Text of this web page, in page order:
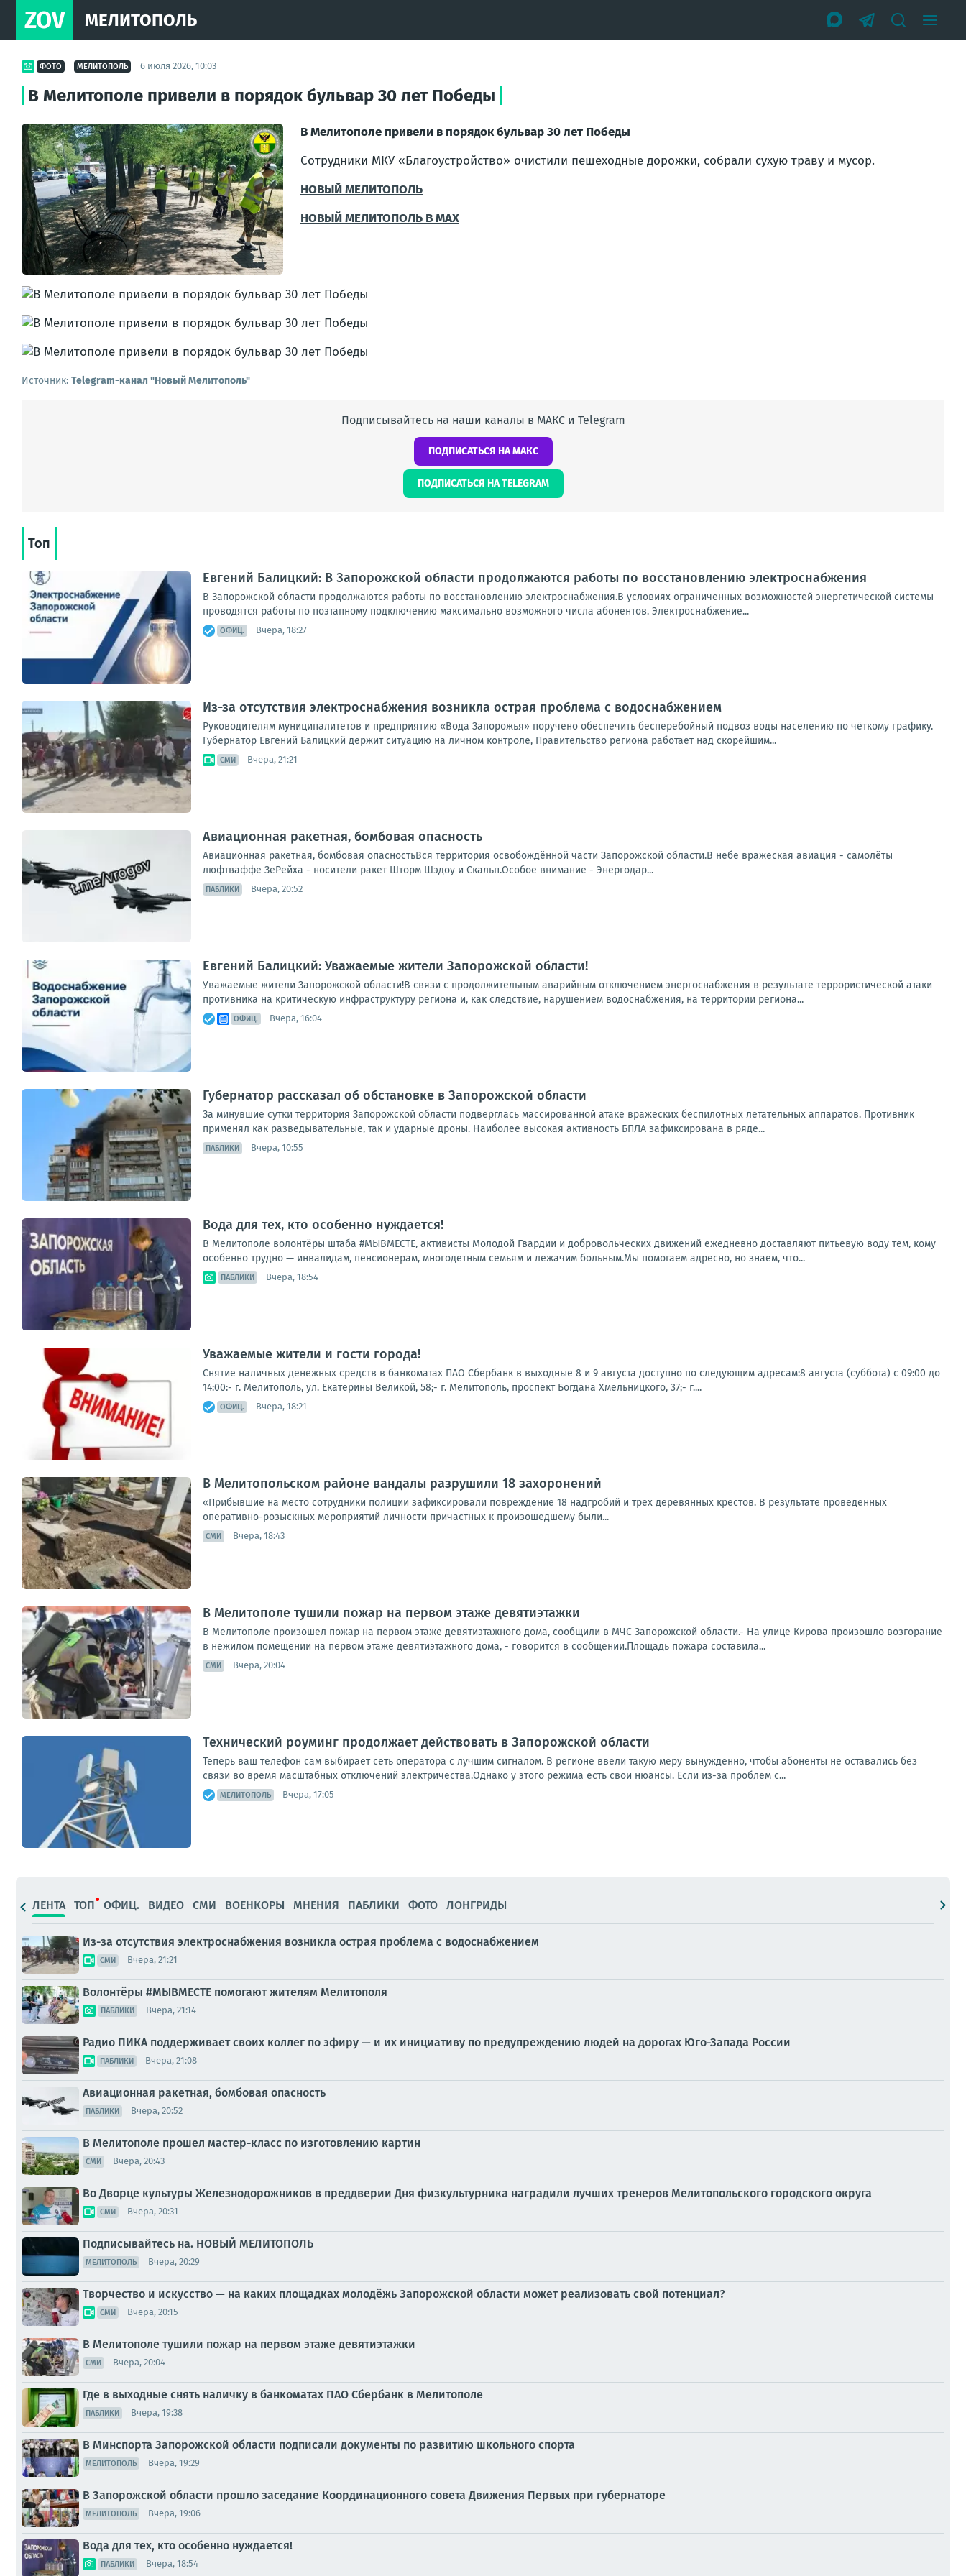
ZOV МЕЛИТОПОЛЬ
ФОТО МЕЛИТОПОЛЬ 6 июля 2026, 10:03
В Мелитополе привели в порядок бульвар 30 лет Победы
В Мелитополе привели в порядок бульвар 30 лет Победы
Сотрудники МКУ «Благоустройство» очистили пешеходные дорожки, собрали сухую траву и мусор.
НОВЫЙ МЕЛИТОПОЛЬ
НОВЫЙ МЕЛИТОПОЛЬ В MAX
Источник: Telegram-канал "Новый Мелитополь"
Подписывайтесь на наши каналы в МАКС и Telegram
ПОДПИСАТЬСЯ НА МАКС
ПОДПИСАТЬСЯ НА TELEGRAM
Топ
Евгений Балицкий: В Запорожской области продолжаются работы по восстановлению электроснабжения
В Запорожской области продолжаются работы по восстановлению электроснабжения.В условиях ограниченных возможностей энергетической системы
проводятся работы по поэтапному подключению максимально возможного числа абонентов. Электроснабжение...
ОФИЦ. Вчера, 18:27
Из-за отсутствия электроснабжения возникла острая проблема с водоснабжением
Руководителям муниципалитетов и предприятию «Вода Запорожья» поручено обеспечить бесперебойный подвоз воды населению по чёткому графику.
Губернатор Евгений Балицкий держит ситуацию на личном контроле, Правительство региона работает над скорейшим...
СМИ Вчера, 21:21
Авиационная ракетная, бомбовая опасность
Авиационная ракетная, бомбовая опасностьВся территория освобождённой части Запорожской области.В небе вражеская авиация - самолёты
люфтваффе ЗеРейха - носители ракет Шторм Шэдоу и Скальп.Особое внимание - Энергодар...
ПАБЛИКИ Вчера, 20:52
Евгений Балицкий: Уважаемые жители Запорожской области!
Уважаемые жители Запорожской области!В связи с продолжительным аварийным отключением энергоснабжения в результате террористической атаки
противника на критическую инфраструктуру региона и, как следствие, нарушением водоснабжения, на территории региона...
ОФИЦ. Вчера, 16:04
Губернатор рассказал об обстановке в Запорожской области
За минувшие сутки территория Запорожской области подверглась массированной атаке вражеских беспилотных летательных аппаратов. Противник
применял как разведывательные, так и ударные дроны. Наиболее высокая активность БПЛА зафиксирована в ряде...
ПАБЛИКИ Вчера, 10:55
Вода для тех, кто особенно нуждается!
В Мелитополе волонтёры штаба #МЫВМЕСТЕ, активисты Молодой Гвардии и добровольческих движений ежедневно доставляют питьевую воду тем, кому
особенно трудно — инвалидам, пенсионерам, многодетным семьям и лежачим больным.Мы помогаем адресно, но знаем, что...
ПАБЛИКИ Вчера, 18:54
Уважаемые жители и гости города!
Снятие наличных денежных средств в банкоматах ПАО Сбербанк в выходные 8 и 9 августа доступно по следующим адресам:8 августа (суббота) с 09:00 до
14:00:- г. Мелитополь, ул. Екатерины Великой, 58;- г. Мелитополь, проспект Богдана Хмельницкого, 37;- г....
ОФИЦ. Вчера, 18:21
В Мелитопольском районе вандалы разрушили 18 захоронений
«Прибывшие на место сотрудники полиции зафиксировали повреждение 18 надгробий и трех деревянных крестов. В результате проведенных
оперативно-розыскных мероприятий личности причастных к произошедшему были...
СМИ Вчера, 18:43
В Мелитополе тушили пожар на первом этаже девятиэтажки
В Мелитополе произошел пожар на первом этаже девятиэтажного дома, сообщили в МЧС Запорожской области.- На улице Кирова произошло возгорание
в нежилом помещении на первом этаже девятиэтажного дома, - говорится в сообщении.Площадь пожара составила...
СМИ Вчера, 20:04
Технический роуминг продолжает действовать в Запорожской области
Теперь ваш телефон сам выбирает сеть оператора с лучшим сигналом. В регионе ввели такую меру вынужденно, чтобы абоненты не оставались без
связи во время масштабных отключений электричества.Однако у этого режима есть свои нюансы. Если из-за проблем с...
МЕЛИТОПОЛЬ Вчера, 17:05
ЛЕНТА ТОП ОФИЦ. ВИДЕО СМИ ВОЕНКОРЫ МНЕНИЯ ПАБЛИКИ ФОТО ЛОНГРИДЫ
Из-за отсутствия электроснабжения возникла острая проблема с водоснабжением
СМИ Вчера, 21:21
Волонтёры #МЫВМЕСТЕ помогают жителям Мелитополя
ПАБЛИКИ Вчера, 21:14
Радио ПИКА поддерживает своих коллег по эфиру — и их инициативу по предупреждению людей на дорогах Юго-Запада России
ПАБЛИКИ Вчера, 21:08
Авиационная ракетная, бомбовая опасность
ПАБЛИКИ Вчера, 20:52
В Мелитополе прошел мастер-класс по изготовлению картин
СМИ Вчера, 20:43
Во Дворце культуры Железнодорожников в преддверии Дня физкультурника наградили лучших тренеров Мелитопольского городского округа
СМИ Вчера, 20:31
Подписывайтесь на. НОВЫЙ МЕЛИТОПОЛЬ
МЕЛИТОПОЛЬ Вчера, 20:29
Творчество и искусство — на каких площадках молодёжь Запорожской области может реализовать свой потенциал?
СМИ Вчера, 20:15
В Мелитополе тушили пожар на первом этаже девятиэтажки
СМИ Вчера, 20:04
Где в выходные снять наличку в банкоматах ПАО Сбербанк в Мелитополе
ПАБЛИКИ Вчера, 19:38
В Минспорта Запорожской области подписали документы по развитию школьного спорта
МЕЛИТОПОЛЬ Вчера, 19:29
В Запорожской области прошло заседание Координационного совета Движения Первых при губернаторе
МЕЛИТОПОЛЬ Вчера, 19:06
Вода для тех, кто особенно нуждается!
ПАБЛИКИ Вчера, 18:54